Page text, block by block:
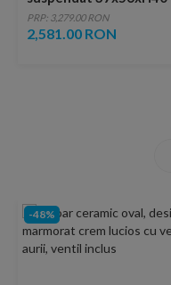
cm
PRP: 3,279.00 RON
2,581.00 RON
-48%